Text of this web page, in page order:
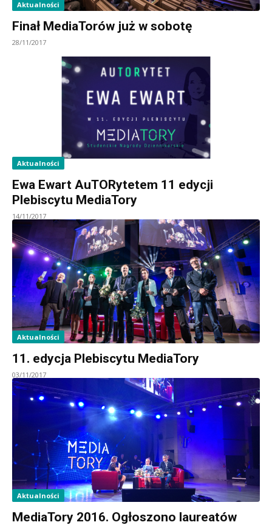
Aktualności
Finał MediaTorów już w sobotę
28/11/2017
Aktualności
Ewa Ewart AuTORytetem 11 edycji
Plebiscytu MediaTory
14/11/2017
Aktualności
11. edycja Plebiscytu MediaTory
03/11/2017
Aktualności
MediaTory 2016. Ogłoszono laureatów